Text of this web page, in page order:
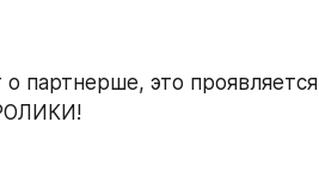
партнерше, это проявляется